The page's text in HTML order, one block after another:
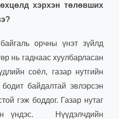
хэрхэн төлөвших
орчны үнэт зүйлд
нь гаднаас хуулбарласан
соёл, газар нутгийн
байдалтай эвлэрсэн
гэж боддог. Газар нутаг
үндэс. Нүүдэлчдийн